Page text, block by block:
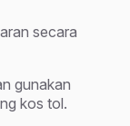
secara
gunakan
kos tol.